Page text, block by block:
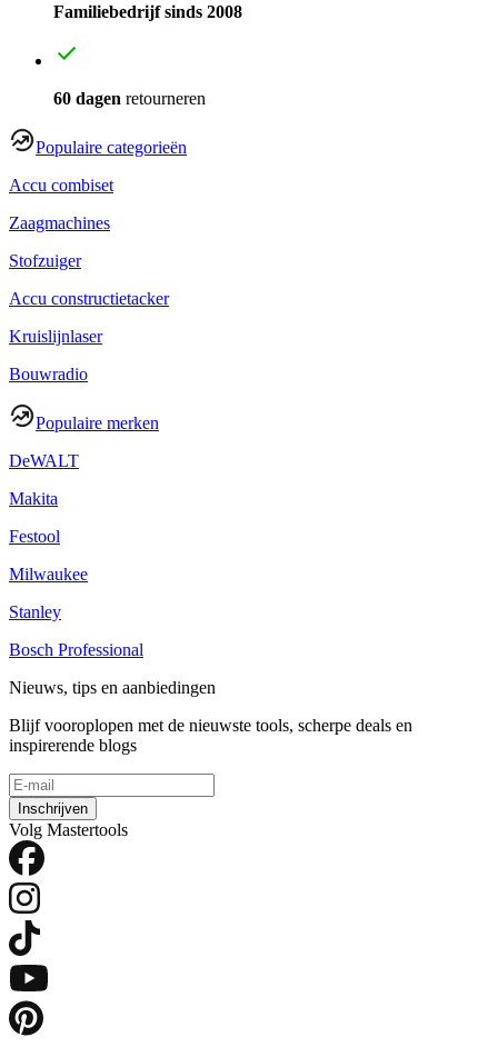
Familiebedrijf sinds 2008
60 dagen retourneren
Populaire categorieën
Accu combiset
Zaagmachines
Stofzuiger
Accu constructietacker
Kruislijnlaser
Bouwradio
Populaire merken
DeWALT
Makita
Festool
Milwaukee
Stanley
Bosch Professional
Nieuws, tips en aanbiedingen
Blijf vooroplopen met de nieuwste tools, scherpe deals en
inspirerende blogs
Inschrijven
Volg Mastertools